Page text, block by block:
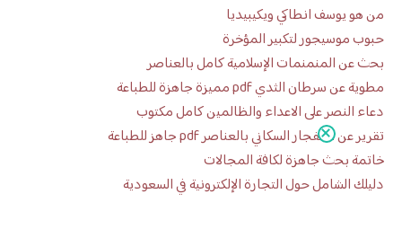
من هو يوسف انطاكي ويكيبيديا
حبوب موسيجور لتكبير المؤخرة
بحث عن المنمنمات الإسلامية كامل بالعناصر
مطوية عن سرطان الثدي pdf مميزة جاهزة للطباعة
دعاء النصر على الاعداء والظالمين كامل مكتوب
تقرير عن الانفجار السكاني بالعناصر pdf جاهز للطباعة
خاتمة بحث جاهزة لكافة المجالات
دليلك الشامل حول التجارة الإلكترونية في السعودية